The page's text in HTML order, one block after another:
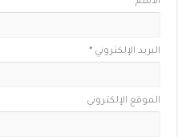
البريد الإلكتروني*
الموقع الإلكتروني